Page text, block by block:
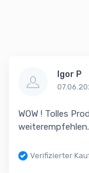
Igor P
WOW ! Tolles
weiterempfehlen.
Verifizierter